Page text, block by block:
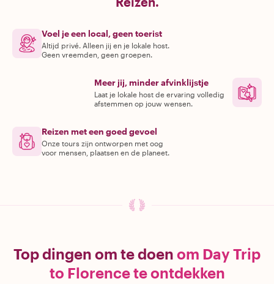
Voel je een local, geen toerist
Altijd privé. Alleen jij en je lokale host.
Geen vreemden, geen groepen.
Meer jij, minder afvinklijstje
Laat je lokale host de ervaring volledig
afstemmen op jouw wensen.
Reizen met een goed gevoel
Onze tours zijn ontworpen met oog
voor mensen, plaatsen en de planeet.
Top dingen om te doen om Day Trip
to Florence te ontdekken